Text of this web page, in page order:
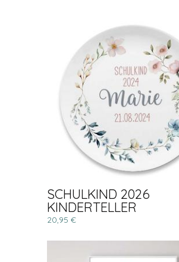
SCHULKIND 2026
KINDERTELLER
20,95 €